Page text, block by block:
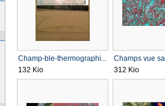
Champ-ble-thermographi...
132 Kio
Champs vue
312 Kio